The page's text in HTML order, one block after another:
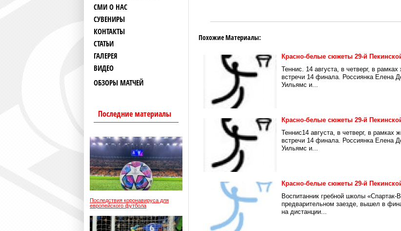
СМИ О НАС
СУВЕНИРЫ
КОНТАКТЫ
СТАТЬИ
ГАЛЕРЕЯ
ВИДЕО
ОБЗОРЫ МАТЧЕЙ
Последние материалы
Последствия коронавируса для
европейского футбола
Похожие Материалы:
Красно-белые сюжеты 29-й
Теннис. 14 августа, в четверг, в
встречи 14 финала. Россиянка Елена
Уильямс и...
Красно-белые сюжеты 29-й
Теннис14 августа, в четверг, в рамках
встречи 14 финала. Россиянка Елена
Уильямс и...
Красно-белые сюжеты 29-й
Воспитанник гребной школы
предварительном заезде, вышел в
на дистанции...